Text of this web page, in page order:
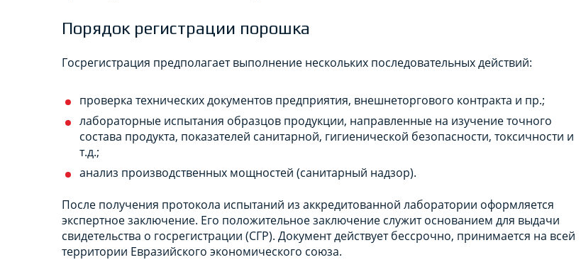
Порядок регистрации порошка
Госрегистрация предполагает выполнение нескольких последовательных действий:
проверка технических документов предприятия, внешнеторгового контракта и пр.;
лабораторные испытания образцов продукции, направленные на изучение точного
состава продукта, показателей санитарной, гигиенической безопасности, токсичности и
т.д.;
анализ производственных мощностей (санитарный надзор).
После получения протокола испытаний из аккредитованной лаборатории оформляется
экспертное заключение. Его положительное заключение служит основанием для выдачи
свидетельства о госрегистрации (СГР). Документ действует бессрочно, принимается на всей
территории Евразийского экономического союза.